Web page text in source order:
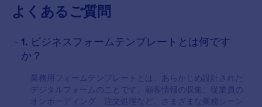
よくあるご質問
- 1. ビジネスフォームテンプレートとは何です
か？
業務用フォームテンプレートとは、あらかじめ設計された
デジタルフォームのことです。顧客情報の収集、従業員の
オンボーディング、注文処理など、さまざまな業務シーン